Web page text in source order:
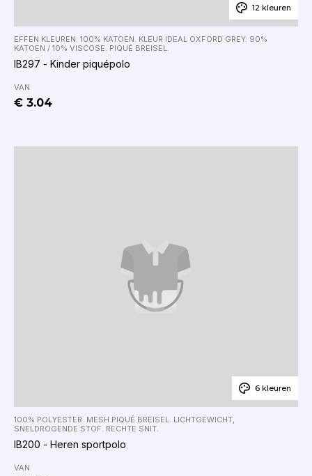
12 kleuren
EFFEN KLEUREN: 100% KATOEN. KLEUR IDEAL OXFORD GREY: 90%
KATOEN / 10% VISCOSE. PIQUÉ BREISEL.
IB297 - Kinder piquépolo
VAN
€ 3.04
6 kleuren
100% POLYESTER. MESH PIQUÉ BREISEL. LICHTGEWICHT,
SNELDROGENDE STOF. RECHTE SNIT.
IB200 - Heren sportpolo
VAN